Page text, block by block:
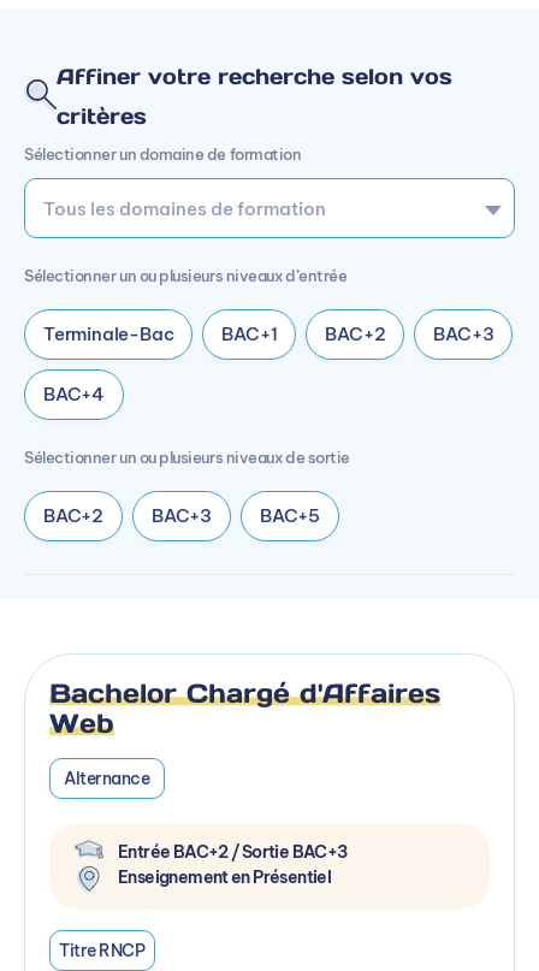
Affiner votre recherche selon vos
critères
Sélectionner un domaine de formation
Sélectionner un ou plusieurs niveaux d’entrée
Terminale-Bac BAC+1 BAC+2 BAC+3
BAC+4
Sélectionner un ou plusieurs niveaux de sortie
BAC+2 BAC+3 BAC+5
Bachelor Chargé d'Affaires
Web
Alternance
Entrée BAC+2 / Sortie BAC+3
Enseignement en Présentiel
Titre RNCP